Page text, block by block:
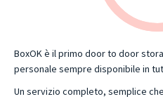
BoxOK è il primo door to door
personale sempre disponibile in
Un servizio completo, semplice